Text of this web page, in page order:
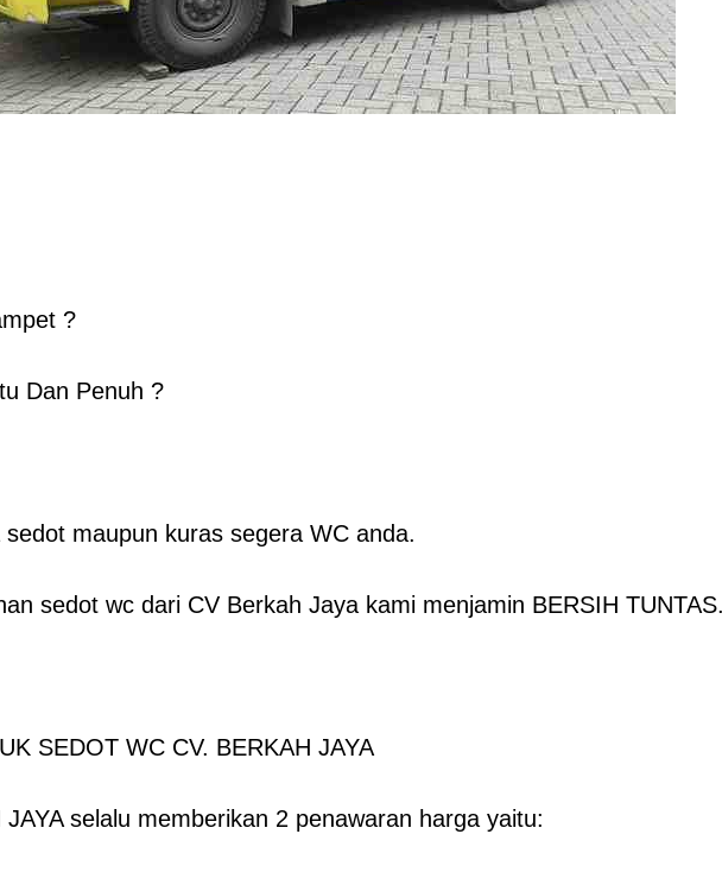
?
Dan Penuh ?
maupun kuras segera WC anda.
sedot wc dari CV Berkah Jaya kami menjamin BERSIH
SEDOT WC CV. BERKAH JAYA
JAYA selalu memberikan 2 penawaran harga yaitu: